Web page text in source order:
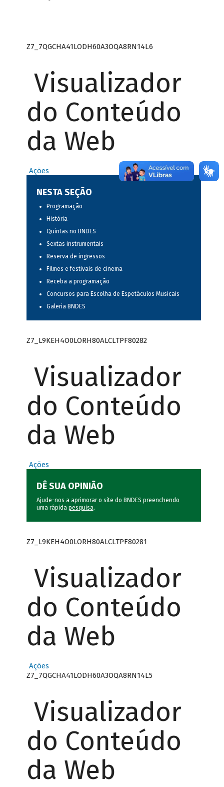
Z7_7QGCHA41LODH60A3OQA8RN14L6
Visualizador
do Conteúdo
da Web
Ações
NESTA SEÇÃO
Programação
História
Quintas no BNDES
Sextas instrumentais
Reserva de ingressos
Filmes e festivais de cinema
Receba a programação
Concursos para Escolha de Espetáculos Musicais
Galeria BNDES
Z7_L9KEH4O0LORH80ALCLTPF80282
Visualizador
do Conteúdo
da Web
Ações
DÊ SUA OPINIÃO
Ajude-nos a aprimorar o site do BNDES preenchendo
uma rápida pesquisa.
Z7_L9KEH4O0LORH80ALCLTPF80281
Visualizador
do Conteúdo
da Web
Ações
Z7_7QGCHA41LODH60A3OQA8RN14L5
Visualizador
do Conteúdo
da Web